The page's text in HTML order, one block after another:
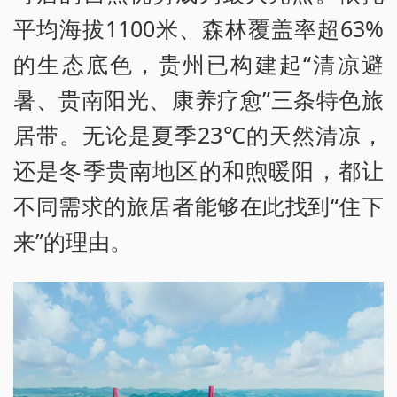
平均海拔1100米、森林覆盖率超63%
的生态底色，贵州已构建起“清凉避
暑、贵南阳光、康养疗愈”三条特色旅
居带。无论是夏季23℃的天然清凉，
还是冬季贵南地区的和煦暖阳，都让
不同需求的旅居者能够在此找到“住下
来”的理由。